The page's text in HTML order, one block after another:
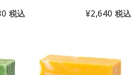
税込 ¥2,640 税込